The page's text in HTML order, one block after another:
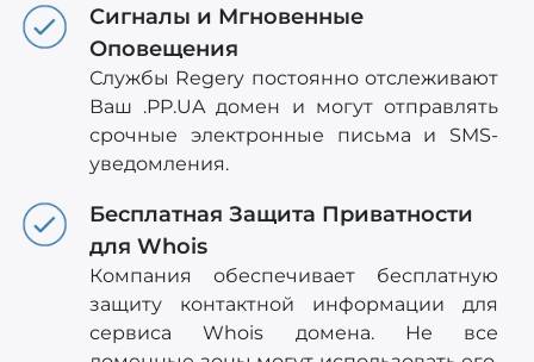
Сигналы и Мгновенные
Оповещения
Службы Regery постоянно отслеживают
Ваш .PP.UA домен и могут отправлять
срочные электронные письма и SMS-
уведомления.
Бесплатная Защита Приватности
для Whois
Компания обеспечивает бесплатную
защиту контактной информации для
сервиса Whois домена. Не все